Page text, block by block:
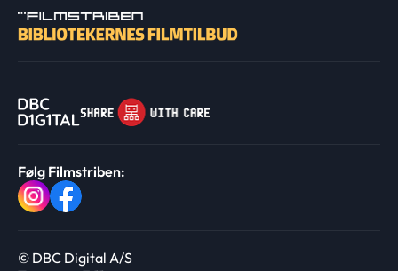
Følg Filmstriben:
© DBC Digital A/S